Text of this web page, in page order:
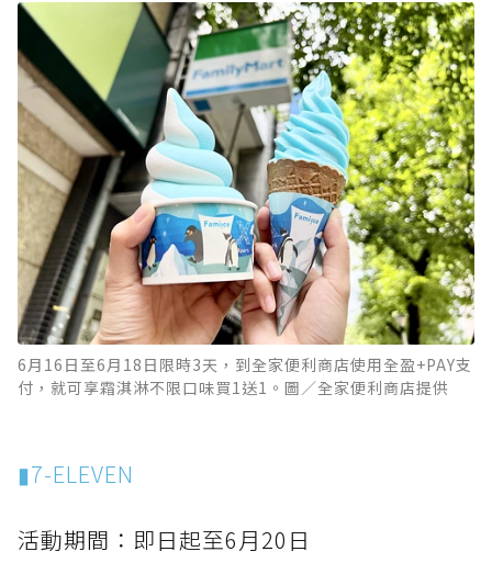
6月16日至6月18日限時3天，到全家便利商店使用全盈+PAY支
付，就可享霜淇淋不限口味買1送1。圖／全家便利商店提供
▮7-ELEVEN
活動期間：即日起至6月20日